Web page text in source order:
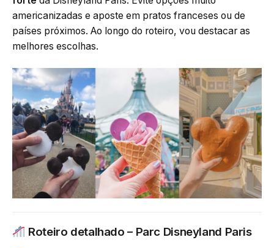
americanizadas e aposte em pratos franceses ou de
países próximos. Ao longo do roteiro, vou destacar as
melhores escolhas.
Roteiro detalhado – Parc Disneyland Paris